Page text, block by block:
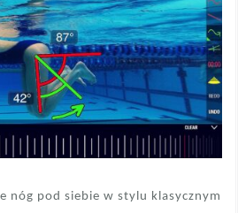
nóg pod siebie w stylu klasycznym